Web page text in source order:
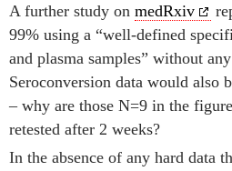
A further study on medRxiv
99% using a “well-defined
and plasma samples” without
Seroconversion data would also
– why are those N=9 in the
retested after 2 weeks?
In the absence of any hard data